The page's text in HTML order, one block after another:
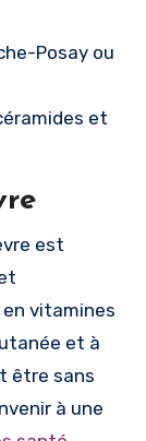
Posay ou
et
est
vitamines
et à
être sans
à une